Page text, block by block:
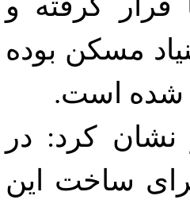
مسکن بوده
شده است.
نشان کرد: در
برای ساخت این